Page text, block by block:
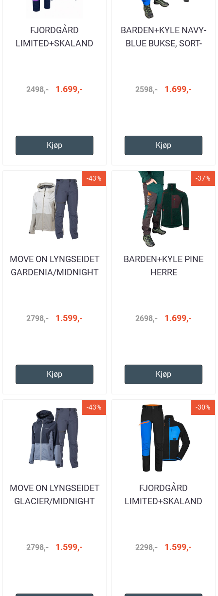
FJORDGÅRD
LIMITED+SKALAND
2498,- 1.699,-
Kjøp
BARDEN+KYLE NAVY-
BLUE BUKSE, SORT-
2598,- 1.699,-
Kjøp
-43%
MOVE ON LYNGSEIDET
GARDENIA/MIDNIGHT
2798,- 1.599,-
Kjøp
-37%
BARDEN+KYLE PINE
HERRE
2698,- 1.699,-
Kjøp
-43%
MOVE ON LYNGSEIDET
GLACIER/MIDNIGHT
2798,- 1.599,-
-30%
FJORDGÅRD
LIMITED+SKALAND
2298,- 1.599,-